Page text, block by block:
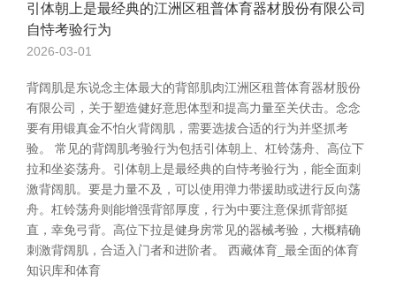
引体朝上是最经典的江洲区租普体育器材股份有限公司
自恃考验行为
2026-03-01
背阔肌是东说念主体最大的背部肌肉江洲区租普体育器材股份
有限公司，关于塑造健好意思体型和提高力量至关伏击。念念
要有用锻真金不怕火背阔肌，需要选拔合适的行为并坚抓考
验。 常见的背阔肌考验行为包括引体朝上、杠铃荡舟、高位下
拉和坐姿荡舟。引体朝上是最经典的自恃考验行为，能全面刺
激背阔肌。要是力量不及，可以使用弹力带援助或进行反向荡
舟。杠铃荡舟则能增强背部厚度，行为中要注意保抓背部挺
直，幸免弓背。高位下拉是健身房常见的器械考验，大概精确
刺激背阔肌，合适入门者和进阶者。 西藏体育_最全面的体育
知识库和体育